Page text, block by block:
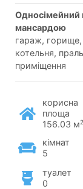
односімейний котедж одноповерховий з житловою
мансардою
гараж, горище,
котельня,
приміщення
корисна
площа
156.03 м2
кімнат
5
туалет
0